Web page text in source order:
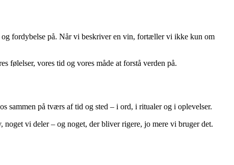
og fordybelse på. Når vi beskriver en vin, fortæller vi ikke kun om
følelser, vores tid og vores måde at forstå verden på.
sammen på tværs af tid og sted – i ord, i ritualer og i oplevelser.
noget vi deler – og noget, der bliver rigere, jo mere vi bruger det.